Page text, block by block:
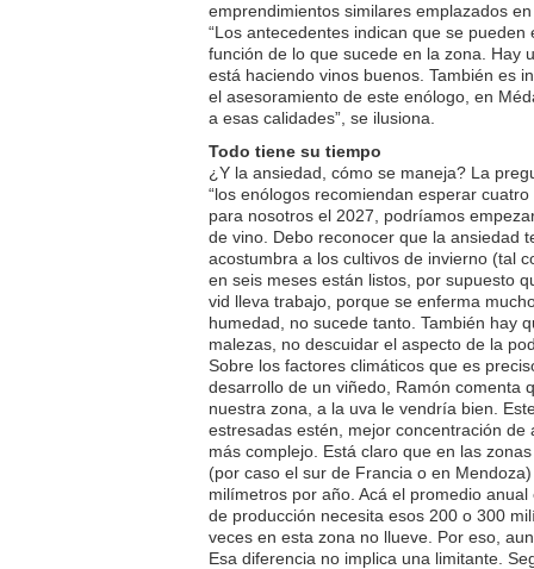
emprendimientos similares emplazados
“Los antecedentes indican que se
función de lo que sucede en la zona. Hay
está haciendo vinos buenos. También es
el asesoramiento de este enólogo, en
a esas calidades”, se ilusiona.
Todo tiene su tiempo
¿Y la ansiedad, cómo se maneja? La
“los enólogos recomiendan esperar
para nosotros el 2027, podríamos
de vino. Debo reconocer que la ansiedad
acostumbra a los cultivos de invierno (tal
en seis meses están listos, por supuesto
vid lleva trabajo, porque se enferma
humedad, no sucede tanto. También hay
malezas, no descuidar el aspecto de la
Sobre los factores climáticos que es
desarrollo de un viñedo, Ramón comenta
nuestra zona, a la uva le vendría bien.
estresadas estén, mejor concentración
más complejo. Está claro que en las
(por caso el sur de Francia o en
milímetros por año. Acá el promedio
de producción necesita esos 200 o 300
veces en esta zona no llueve. Por eso,
Esa diferencia no implica una limitante.